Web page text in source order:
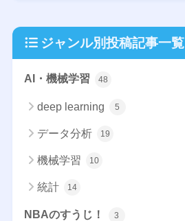
ジャンル別投稿記事一覧
AI・機械学習 48
deep learning 5
データ分析 19
機械学習 10
統計 14
NBAのすうじ！ 3